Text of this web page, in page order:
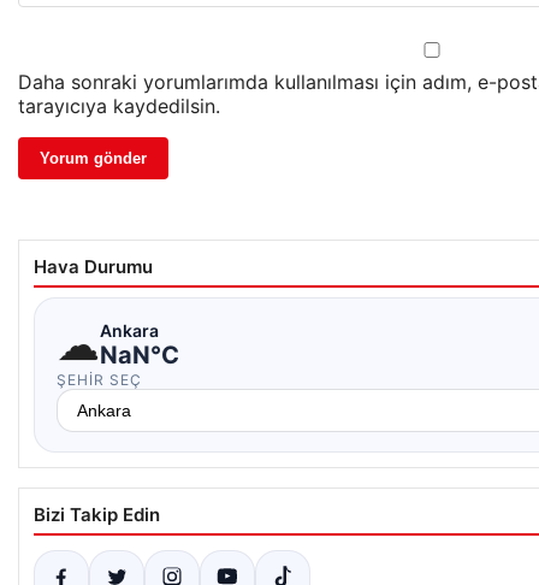
Daha sonraki yorumlarımda kullanılması için adım, e-
tarayıcıya kaydedilsin.
Hava Durumu
☁Ankara
NaN°C
ŞEHIR SEÇ
Bizi Takip Edin